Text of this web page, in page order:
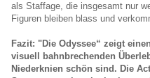
als Staffage, die insgesamt nur
Figuren bleiben blass und
Fazit: "Die Odyssee“ zeigt
visuell bahnbrechenden
Niederknien schön sind. Die